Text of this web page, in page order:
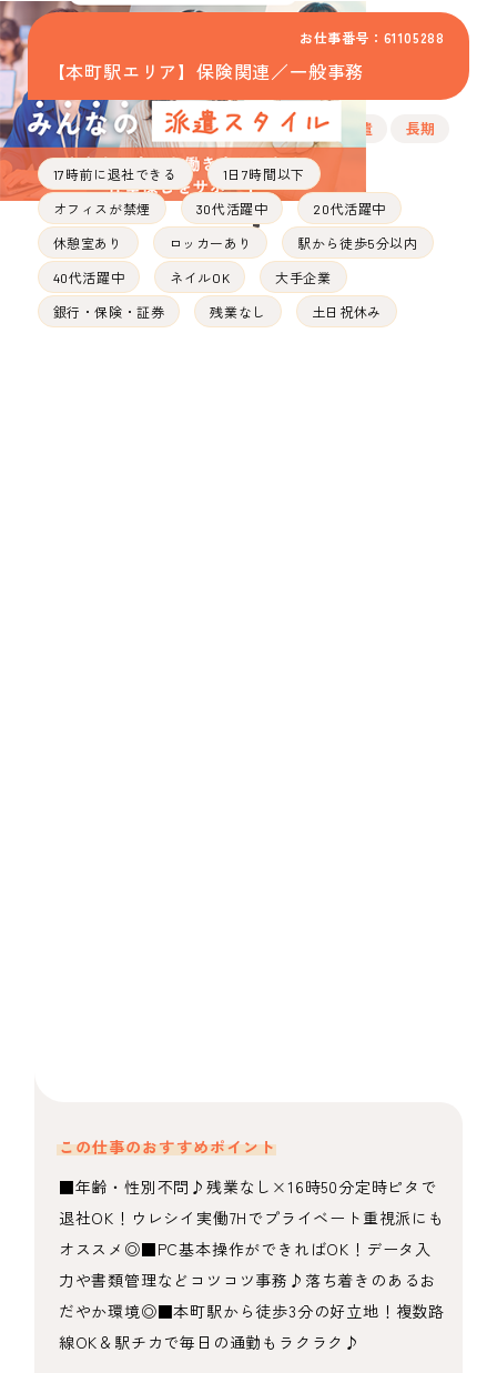
お仕事番号：61105288
【本町駅エリア】保険関連／一般事務
派遣 長期
17時前に退社できる 1日7時間以下
オフィスが禁煙 30代活躍中 20代活躍中
休憩室あり ロッカーあり 駅から徒歩5分以内
40代活躍中 ネイルOK 大手企業
銀行・保険・証券 残業なし 土日祝休み
この仕事のおすすめポイント
■年齢・性別不問♪残業なし×16時50分定時ピタで
退社OK！ウレシイ実働7Hでプライベート重視派にも
オススメ◎■PC基本操作ができればOK！データ入
力や書類管理などコツコツ事務♪落ち着きのあるお
だやか環境◎■本町駅から徒歩3分の好立地！複数路
線OK＆駅チカで毎日の通勤もラクラク♪